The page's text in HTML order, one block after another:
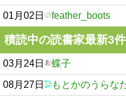
01月02日 feather_boots
積読中の読書家最新3
03月24日 蝶子
08月27日 もとかのうらな